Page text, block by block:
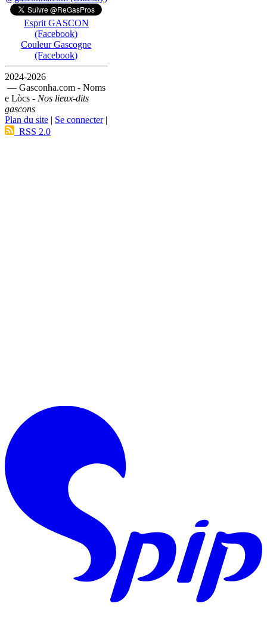
Esprit GASCON
(Facebook)
Couleur Gascogne
(Facebook)
2024-2026
— Gasconha.com - Noms
e Lòcs - Nos lieux-dits
gascons
Plan du site | Se connecter|
RSS 2.0